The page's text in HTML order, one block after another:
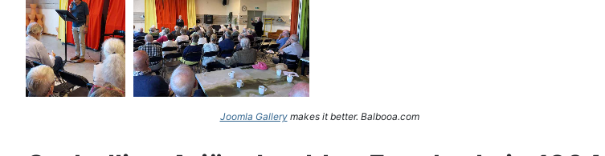
Joomla Gallerymakes it better. Balbooa.com